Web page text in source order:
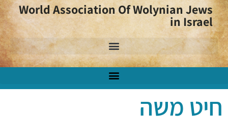
World Association Of Wolynian Jews
in Israel
חיט משה